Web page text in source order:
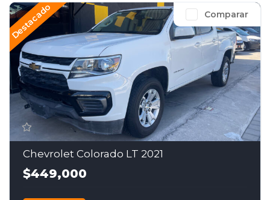
Comparar
Destacado
Chevrolet Colorado LT 2021
$449,000